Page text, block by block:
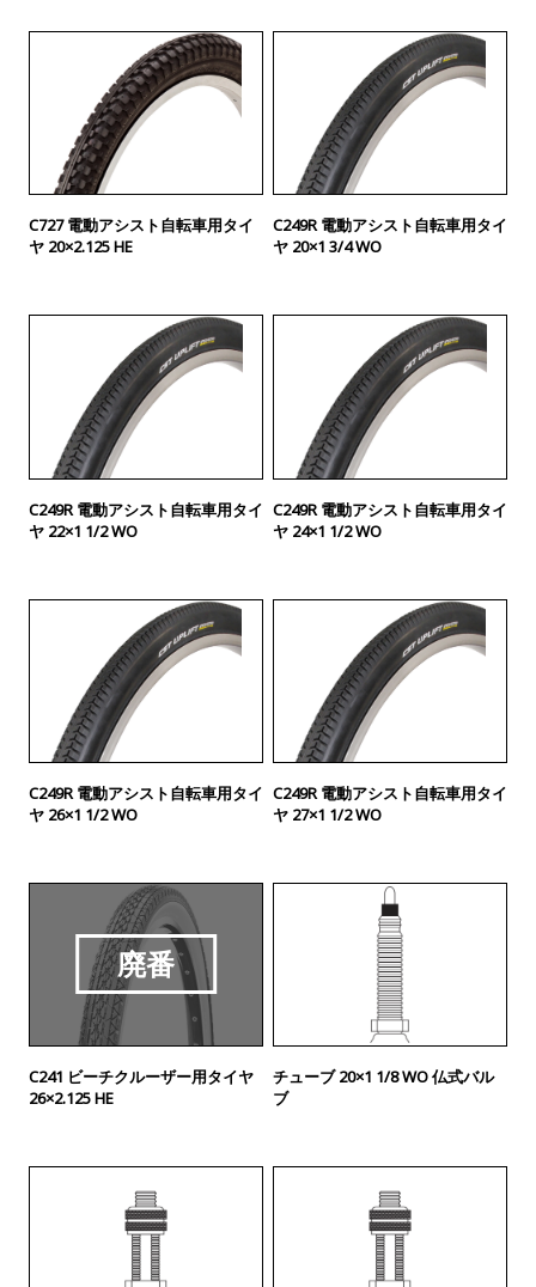
C727 電動アシスト自転車用タイ
ヤ 20×2.125 HE
C249R 電動アシスト自転車用タイ
ヤ 20×1 3/4 WO
C249R 電動アシスト自転車用タイ
ヤ 22×1 1/2 WO
C249R 電動アシスト自転車用タイ
ヤ 24×1 1/2 WO
C249R 電動アシスト自転車用タイ
ヤ 26×1 1/2 WO
C249R 電動アシスト自転車用タイ
ヤ 27×1 1/2 WO
廃番
C241 ビーチクルーザー用タイヤ
26×2.125 HE
チューブ 20×1 1/8 WO 仏式バル
ブ